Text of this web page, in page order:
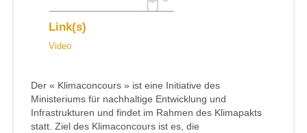
Link(s)
Video
Der « Klimaconcours » ist eine Initiative des
Ministeriums für nachhaltige Entwicklung und
Infrastrukturen und findet im Rahmen des Klimapakts
statt. Ziel des Klimaconcours ist es, die